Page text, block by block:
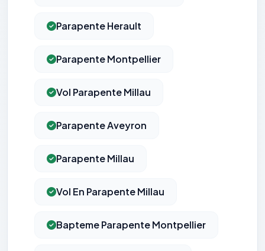
Parapente Herault
Parapente Montpellier
Vol Parapente Millau
Parapente Aveyron
Parapente Millau
Vol En Parapente Millau
Bapteme Parapente Montpellier